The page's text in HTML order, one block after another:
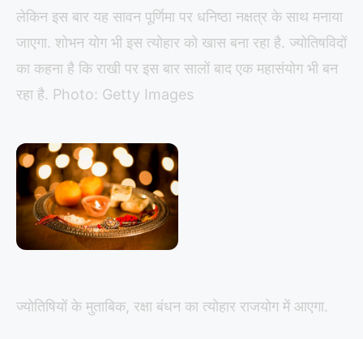
लेकिन इस बार यह सावन पूर्णिमा पर धनिष्ठा नक्षत्र के साथ मनाया
जाएगा. शोभन योग भी इस त्योहार को खास बना रहा है. ज्योतिषविदों
का कहना है कि राखी पर इस बार सालों बाद एक महासंयोग भी बन
रहा है. Photo: Getty Images
ज्योतिषियों के मुताबिक, रक्षा बंधन का त्योहार राजयोग में आएगा.